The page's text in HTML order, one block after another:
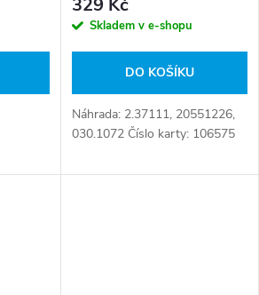
329 Kč
Skladem v e-shopu
DO KOŠÍKU
Náhrada: 2.37111, 20551226,
030.1072 Číslo karty: 106575